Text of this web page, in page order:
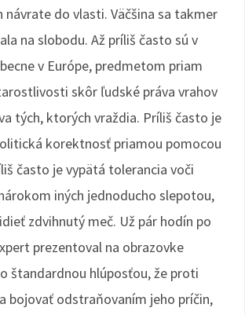
návrate do vlasti. Väčšina sa takmer
na slobodu. Až príliš často sú v
v Európe, predmetom priam
skôr ľudské práva vrahov
tých, ktorých vraždia. Príliš často je
korektnosť priamou pomocou
často je vypätá tolerancia voči
iných jednoducho slepotou,
zdvihnutý meč. Už pár hodín po
prezentoval na obrazovke
štandardnou hlúposťou, že proti
bojovať odstraňovaním jeho príčin,